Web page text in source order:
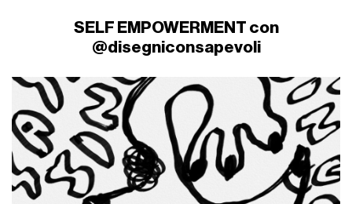
SELF EMPOWERMENT con
@disegniconsapevoli